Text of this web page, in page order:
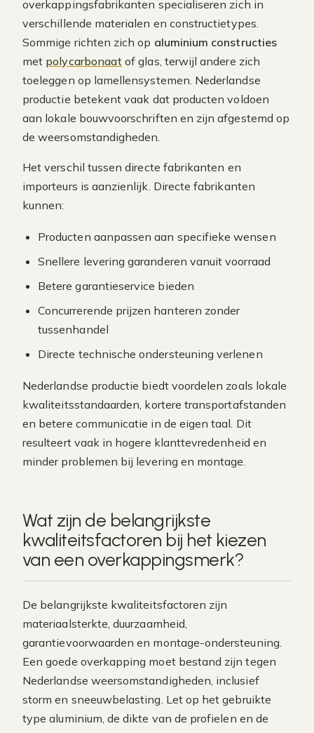
overkappingsfabrikanten specialiseren zich in
verschillende materialen en constructietypes.
Sommige richten zich op aluminium constructies
met polycarbonaat of glas, terwijl andere zich
toeleggen op lamellensystemen. Nederlandse
productie betekent vaak dat producten voldoen
aan lokale bouwvoorschriften en zijn afgestemd op
de weersomstandigheden.
Het verschil tussen directe fabrikanten en
importeurs is aanzienlijk. Directe fabrikanten
kunnen:
Producten aanpassen aan specifieke wensen
Snellere levering garanderen vanuit voorraad
Betere garantieservice bieden
Concurrerende prijzen hanteren zonder
tussenhandel
Directe technische ondersteuning verlenen
Nederlandse productie biedt voordelen zoals lokale
kwaliteitsstandaarden, kortere transportafstanden
en betere communicatie in de eigen taal. Dit
resulteert vaak in hogere klanttevredenheid en
minder problemen bij levering en montage.
Wat zijn de belangrijkste
kwaliteitsfactoren bij het kiezen
van een overkappingsmerk?
De belangrijkste kwaliteitsfactoren zijn
materiaalsterkte, duurzaamheid,
garantievoorwaarden en montage-ondersteuning.
Een goede overkapping moet bestand zijn tegen
Nederlandse weersomstandigheden, inclusief
storm en sneeuwbelasting. Let op het gebruikte
type aluminium, de dikte van de profielen en de